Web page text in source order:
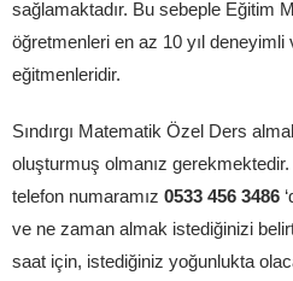
sağlamaktadır. Bu sebeple Eğitim
öğretmenleri en az 10 yıl deneyimli
eğitmenleridir.
Sındırgı Matematik Özel Ders
oluşturmuş olmanız
telefon numaramız 0533 456 3486
ve ne zaman almak istediğinizi
saat için, istediğiniz yoğunlukta